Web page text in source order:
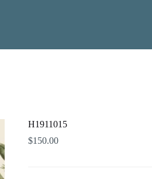
H1911015
$150.00